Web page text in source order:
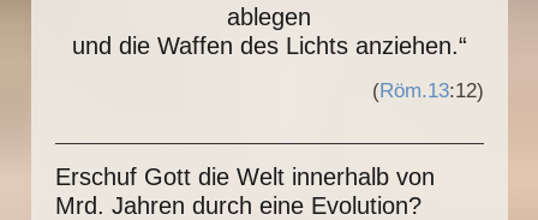
ablegen
und die Waffen des Lichts anziehen.“
(Röm.13:12)
Erschuf Gott die Welt innerhalb von
Mrd. Jahren durch eine Evolution?